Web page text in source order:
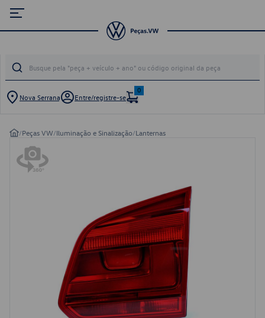
Nova Serrana Entre/registre-se
0
/Peças VW/Iluminação e Sinalização/Lanternas